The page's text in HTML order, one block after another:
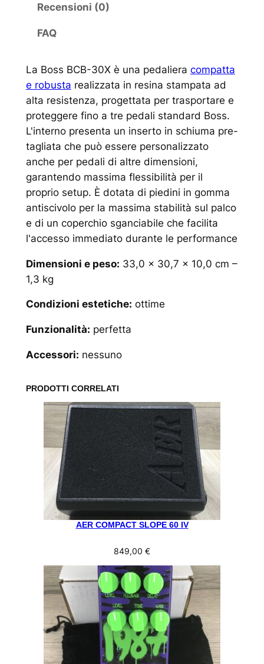
Recensioni (0)
FAQ
La Boss BCB-30X è una pedaliera compatta
e robusta realizzata in resina stampata ad
alta resistenza, progettata per trasportare e
proteggere fino a tre pedali standard Boss.
L'interno presenta un inserto in schiuma pre-
tagliata che può essere personalizzato
anche per pedali di altre dimensioni,
garantendo massima flessibilità per il
proprio setup. È dotata di piedini in gomma
antiscivolo per la massima stabilità sul palco
e di un coperchio sganciabile che facilita
l'accesso immediato durante le performance
Dimensioni e peso: 33,0 x 30,7 x 10,0 cm –
1,3 kg
Condizioni estetiche: ottime
Funzionalità: perfetta
Accessori: nessuno
PRODOTTI CORRELATI
AER COMPACT SLOPE 60 IV
849,00 €